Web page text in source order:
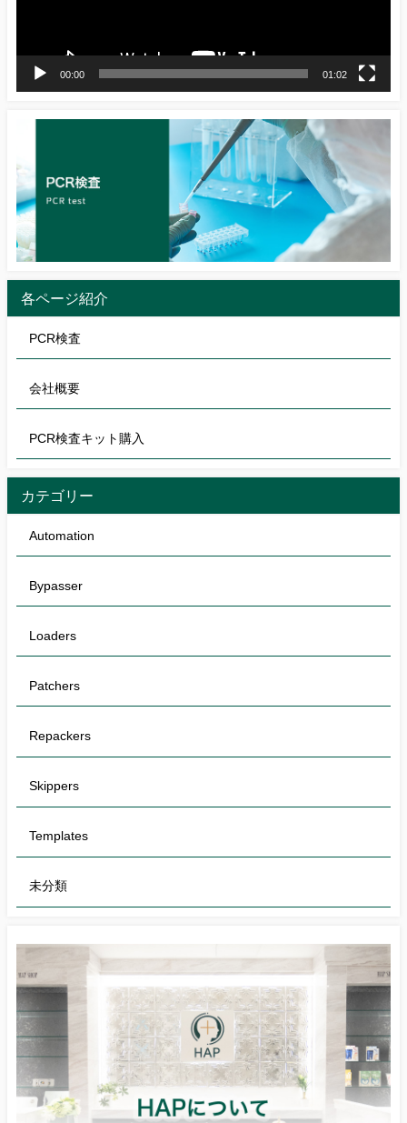
00:00 01:02
各ページ紹介
PCR検査
会社概要
PCR検査キット購入
カテゴリー
Automation
Bypasser
Loaders
Patchers
Repackers
Skippers
Templates
未分類